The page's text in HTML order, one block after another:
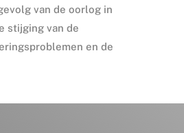
van de oorlog in
stijging van de
en de